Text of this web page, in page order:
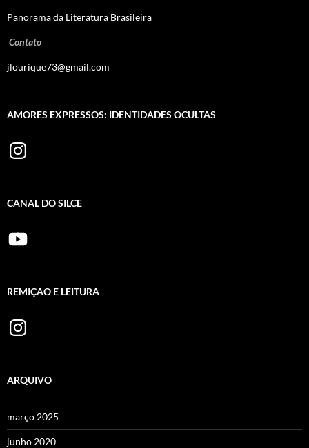
Panorama da Literatura Brasileira
Contato
jlourique73@gmail.com
AMORES EXPRESSOS: IDENTIDADES OCULTAS
Instagram
CANAL DO SILCE
YouTube
REMIÇÃO E LEITURA
Instagram
ARQUIVO
março 2025
junho 2020